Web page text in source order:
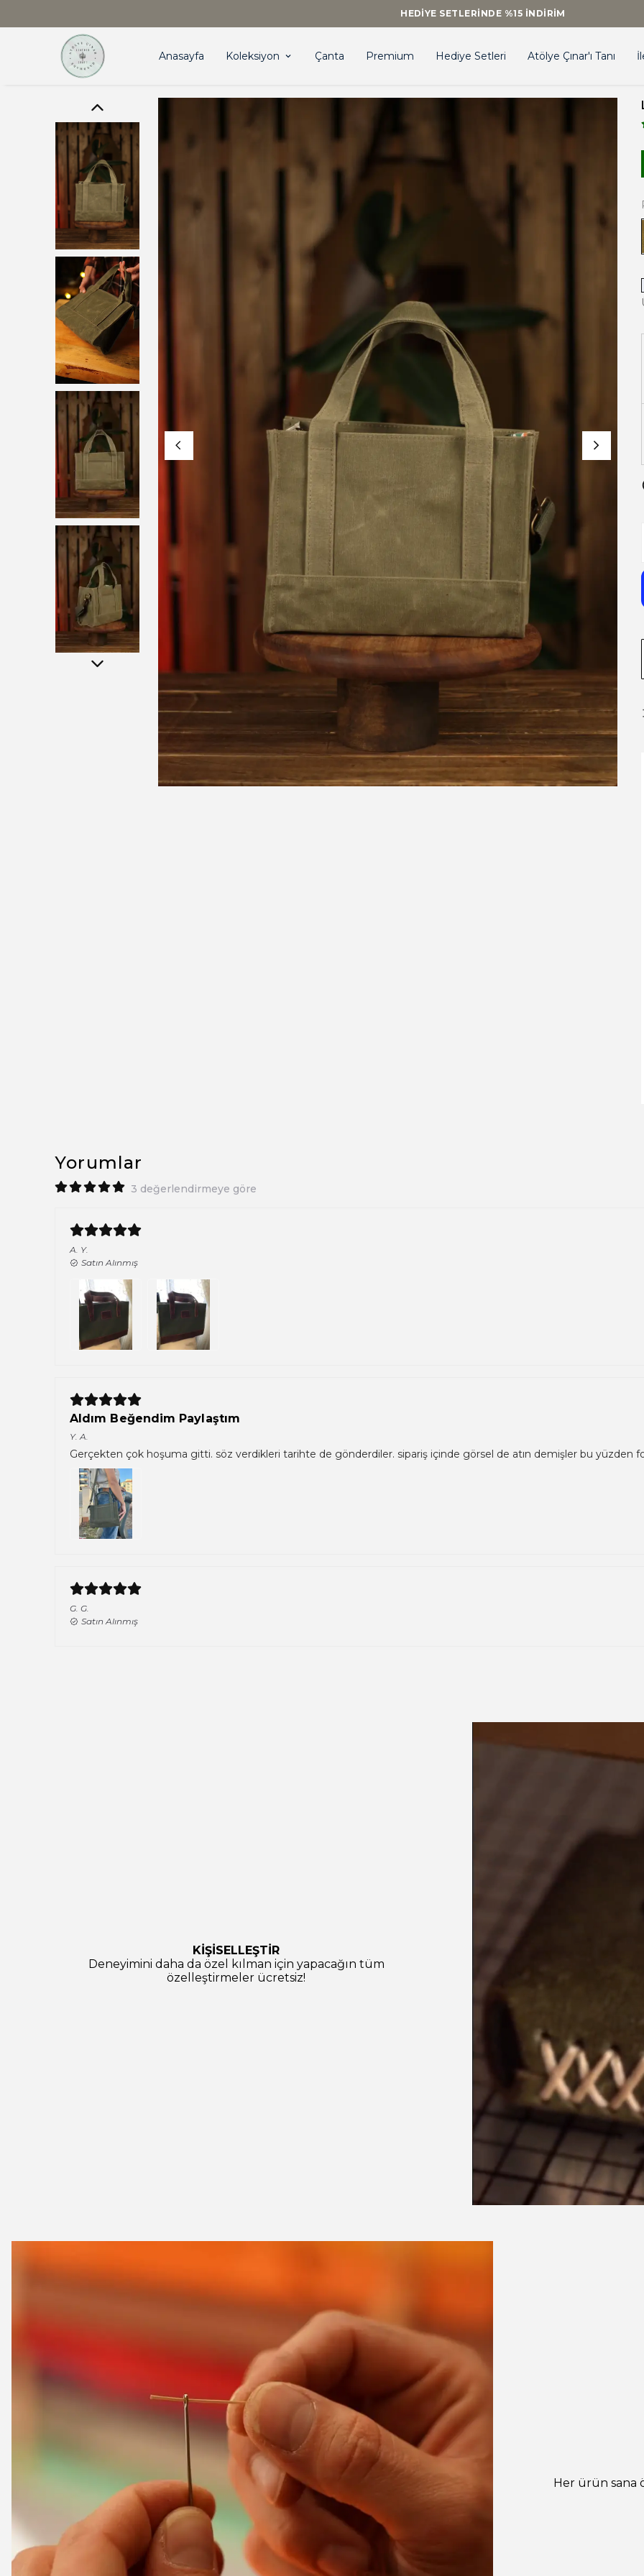
HEDIYE SETLERINDE %15 İNDIRIM
Anasayfa Koleksiyon Çanta Premium Hediye Setleri Atölye Çınar'ı Tanı
Yorumlar
3 değerlendirmeye göre
A. Y.
Satın Alınmış
Aldım Beğendim Paylaştım
Y. A.
Gerçekten çok hoşuma gitti. söz verdikleri tarihte de gönderdiler. sipariş içinde görsel de atın demişler bu yüzden
G. G.
Satın Alınmış
KİŞİSELLEŞTİR
Deneyimini daha da özel kılman için yapacağın tüm
özelleştirmeler ücretsiz!
Her ürün sana